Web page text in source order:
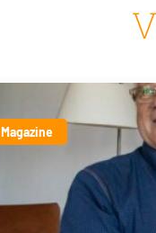
Magazine